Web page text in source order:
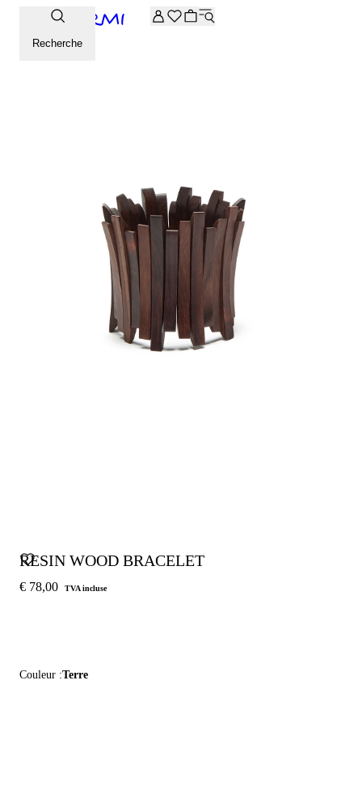
-20% supplémentaires sur la sélection Archive. Saisissez le
Recherche
RESIN WOOD BRACELET
€ 78,00 TVA incluse
Couleur :Terre